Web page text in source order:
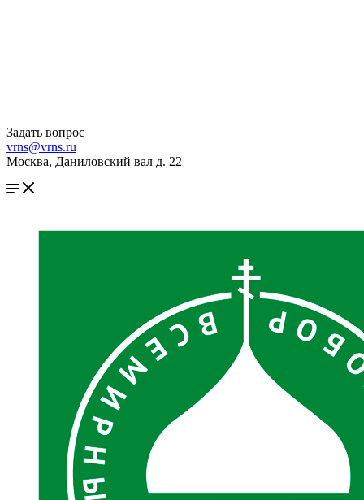
Задать вопрос
vrns@vrns.ru
Москва, Даниловский вал д. 22